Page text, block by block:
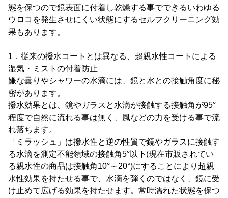
態を保つので鏡表面に付着し乾燥する事でできるいわゆる
ウロコを発生させにくい状態にするセルフクリーニング効
果もあります。
1．従来の撥水コートとは異なる、超親水性コートによる
湿気・ミストの付着防止
嫌な曇りやシャワーの水滴には、鏡と水との接触角度に秘
密があります。
撥水効果とは、鏡やガラスと水滴が接触する接触角が95°
程度で自然に流れる事は無く、風などの力を受ける事で流
れ落ちます。
「ミラッシュ」は撥水性と逆の性質で鏡やガラスに接触す
る水滴を測定不能領域の接触角5°以下(現在市販されてい
る親水性の商品は接触角10°～20°)にすることにより超親
水性効果を持たせる事で、水滴を弾くのではなく、鏡に受
け止めて広げる効果を持たせます。常時濡れた状態を保つ